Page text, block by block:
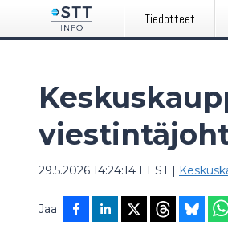
Tiedotteet
29.5.2026 14:24:14 EEST|
Jaa